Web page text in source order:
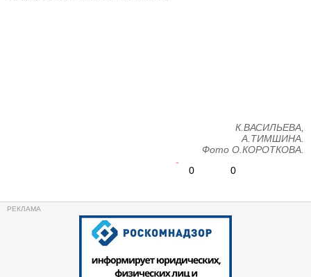
К.ВАСИЛЬЕВА,
А.ТИМШИНА.
Фото О.КОРОТКОВА.
0
0